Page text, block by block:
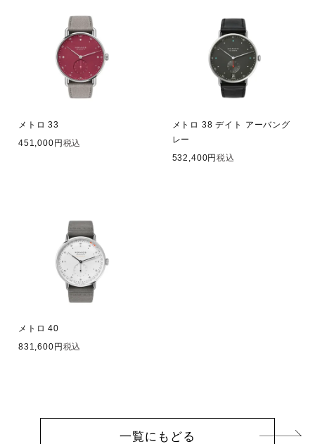
メトロ 33
451,000
税込
メトロ 38 デイト アーバング
レー
532,400
税込
メトロ 40
831,600
税込
一覧にもどる